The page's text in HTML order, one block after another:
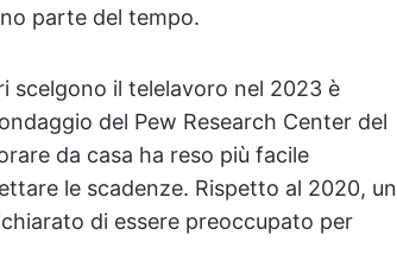
parte del tempo.
scelgono il telelavoro nel 2023 è
del Pew Research Center del
da casa ha reso più facile
le scadenze. Rispetto al 2020, un
di essere preoccupato per